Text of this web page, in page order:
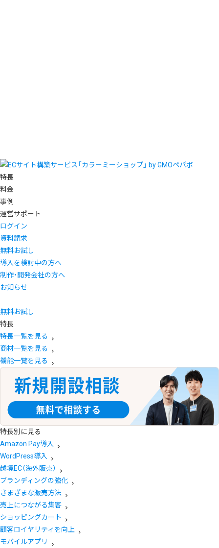
特長
料金
事例
運営サポート
ログイン
資料請求
無料お試し
導入を検討中の方へ
制作・開発会社の方へ
お知らせ
無料お試し
特長
特長一覧を見る
商材一覧を見る
機能一覧を見る
特長別に見る
Amazon Pay導入
WordPress導入
越境EC（海外販売）
ブランディングの強化
さまざまな販売方法
売上につながる集客
ショッピングカート
顧客ロイヤリティを向上
モバイルアプリ